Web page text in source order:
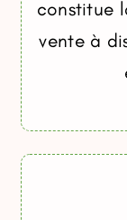
constitue
vente à